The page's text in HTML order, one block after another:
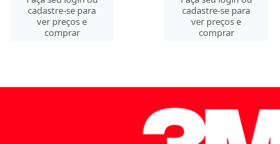
cadastre-se para
ver preços e
comprar
cadastre-se para
ver preços e
comprar